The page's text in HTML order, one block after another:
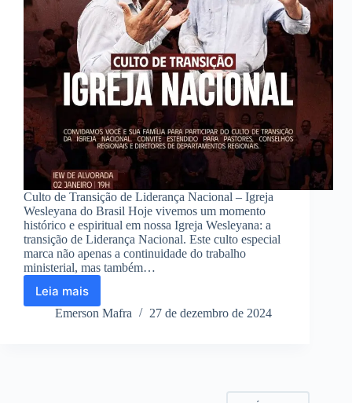
Culto de Transição de Liderança Nacional – Igreja
Wesleyana do Brasil Hoje vivemos um momento
histórico e espiritual em nossa Igreja Wesleyana: a
transição de Liderança Nacional. Este culto especial
marca não apenas a continuidade do trabalho
ministerial, mas também…
Leia mais
Culto
de
Emerson Mafra 27 de dezembro de 2024